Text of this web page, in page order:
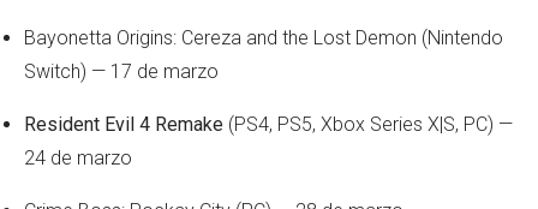
Bayonetta Origins: Cereza and the Lost Demon (Nintendo
Switch) — 17 de marzo
Resident Evil 4 Remake (PS4, PS5, Xbox Series X|S, PC) —
24 de marzo